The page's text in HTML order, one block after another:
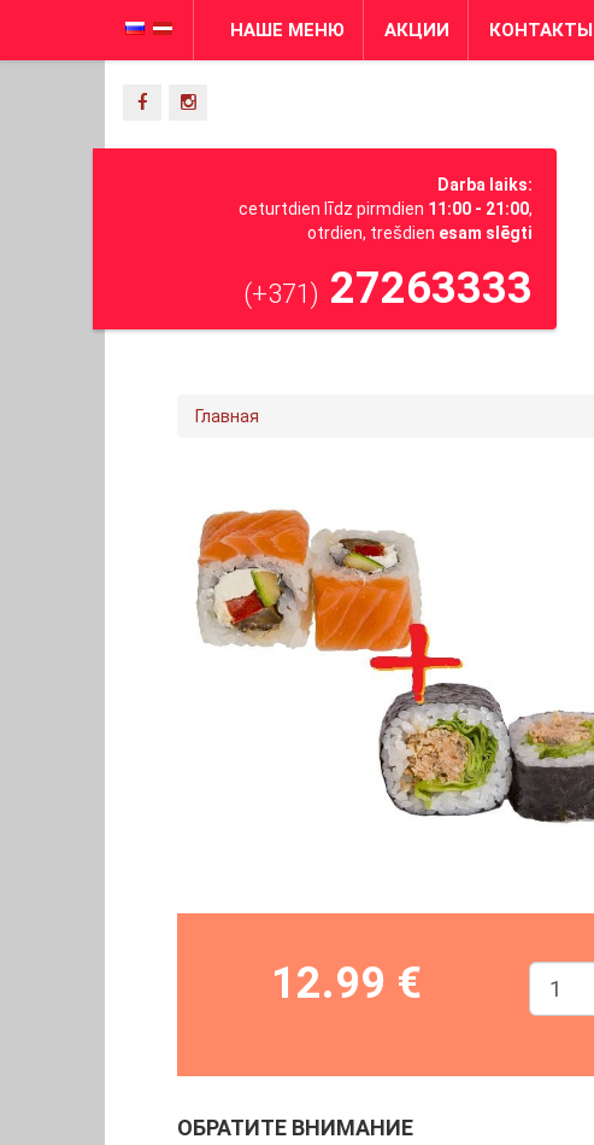
НАШЕ МЕНЮ АКЦИИ КОНТАКТЫ
Darba laiks:
ceturtdien līdz pirmdien 11:00 - 21:00,
otrdien, trešdien esam slēgti
(+371) 27263333
Главная
12.99 €
ОБРАТИТЕ ВНИМАНИЕ